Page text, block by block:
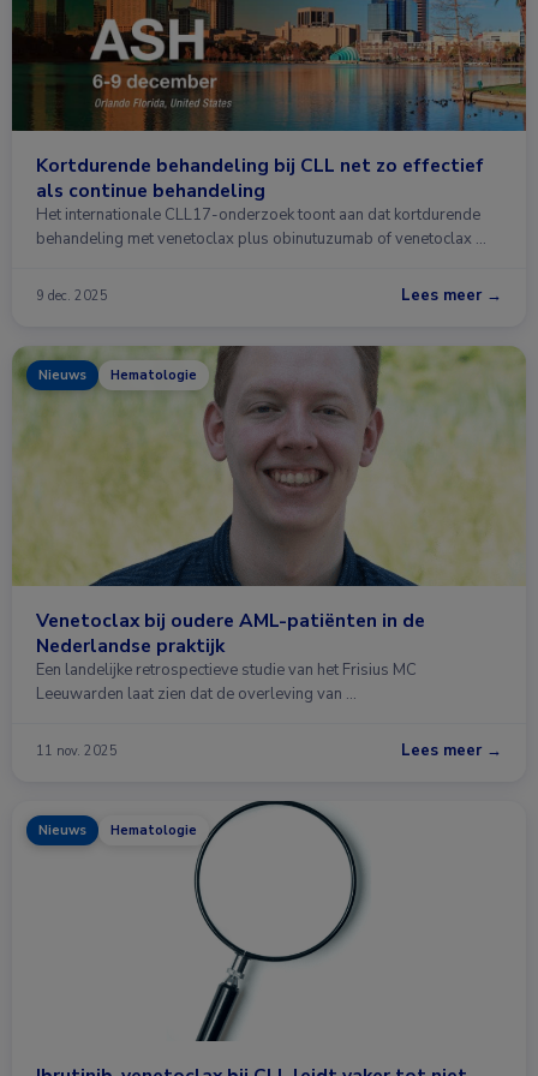
Kortdurende behandeling bij CLL net zo effectief
als continue behandeling
Het internationale CLL17-onderzoek toont aan dat kortdurende
behandeling met venetoclax plus obinutuzumab of venetoclax …
9 dec. 2025 Lees meer →
Nieuws Hematologie
Venetoclax bij oudere AML-patiënten in de
Nederlandse praktijk
Een landelijke retrospectieve studie van het Frisius MC
Leeuwarden laat zien dat de overleving van …
11 nov. 2025 Lees meer →
Nieuws Hematologie